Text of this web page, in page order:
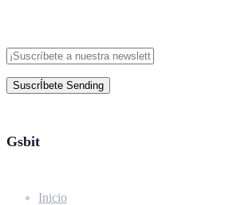
SuscrÍbete Sending
Gsbit
Inicio